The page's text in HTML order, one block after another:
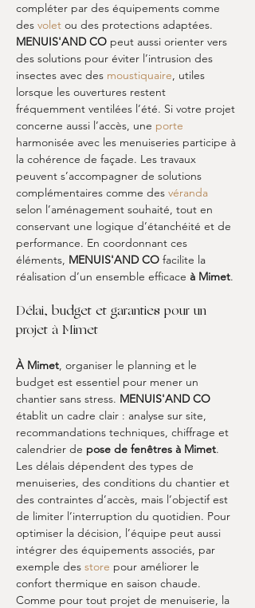
compléter par des équipements comme
des volet ou des protections adaptées.
MENUIS'AND CO peut aussi orienter vers
des solutions pour éviter l’intrusion des
insectes avec des moustiquaire, utiles
lorsque les ouvertures restent
fréquemment ventilées l’été. Si votre projet
concerne aussi l’accès, une porte
harmonisée avec les menuiseries participe à
la cohérence de façade. Les travaux
peuvent s’accompagner de solutions
complémentaires comme des véranda
selon l’aménagement souhaité, tout en
conservant une logique d’étanchéité et de
performance. En coordonnant ces
éléments, MENUIS'AND CO facilite la
réalisation d’un ensemble efficace à Mimet.
Délai, budget et garanties pour un
projet à Mimet
À Mimet, organiser le planning et le
budget est essentiel pour mener un
chantier sans stress. MENUIS'AND CO
établit un cadre clair : analyse sur site,
recommandations techniques, chiffrage et
calendrier de pose de fenêtres à Mimet.
Les délais dépendent des types de
menuiseries, des conditions du chantier et
des contraintes d’accès, mais l’objectif est
de limiter l’interruption du quotidien. Pour
optimiser la décision, l’équipe peut aussi
intégrer des équipements associés, par
exemple des store pour améliorer le
confort thermique en saison chaude.
Comme pour tout projet de menuiserie, la